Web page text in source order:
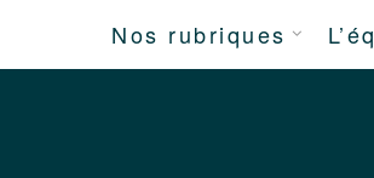
Nos rubriques DÉPLIER